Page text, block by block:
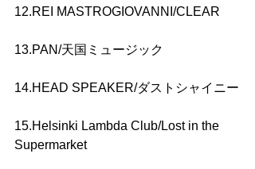
12.REI MASTROGIOVANNI/CLEAR
13.PAN/天国ミュージック
14.HEAD SPEAKER/ダストシャイニー
15.Helsinki Lambda Club/Lost in the
Supermarket